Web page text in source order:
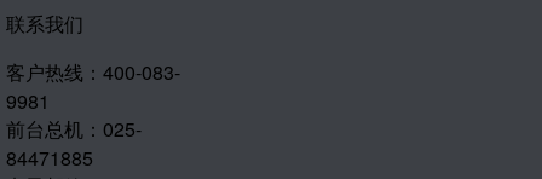
联系我们
客户热线：400-083-
9981
前台总机：025-
84471885